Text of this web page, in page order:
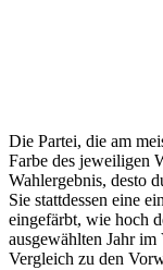
Die Partei, die am
Farbe des jeweiligen
Wahlergebnis, desto
Sie stattdessen eine
eingefärbt, wie hoch
ausgewählten Jahr
Vergleich zu den